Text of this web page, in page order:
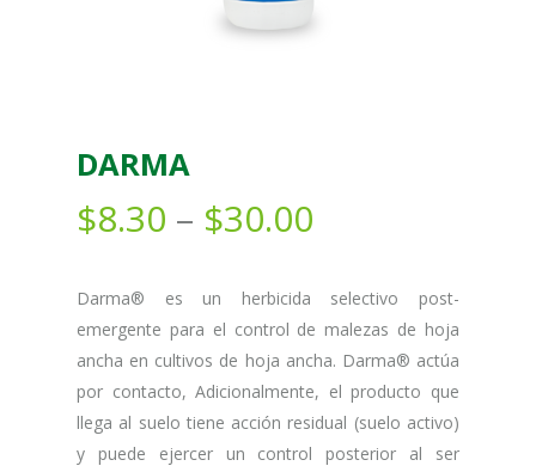
DARMA
$8.30 – $30.00
Darma® es un herbicida selectivo post-
emergente para el control de malezas de hoja
ancha en cultivos de hoja ancha. Darma® actúa
por contacto, Adicionalmente, el producto que
llega al suelo tiene acción residual (suelo activo)
y puede ejercer un control posterior al ser